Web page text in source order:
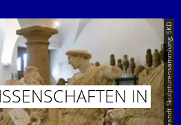
© David Brandt Skulpturensammlung, SKD
IN